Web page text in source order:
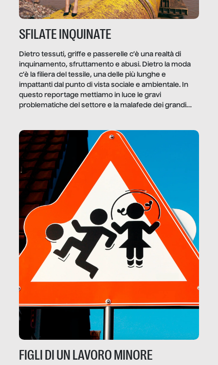
SFILATE INQUINATE
Dietro tessuti, griffe e passerelle c’è una realtà di
inquinamento, sfruttamento e abusi. Dietro la moda
c’è la filiera del tessile, una delle più lunghe e
impattanti dal punto di vista sociale e ambientale. In
questo reportage mettiamo in luce le gravi
problematiche del settore e la malafede dei grandi
FIGLI DI UN LAVORO MINORE